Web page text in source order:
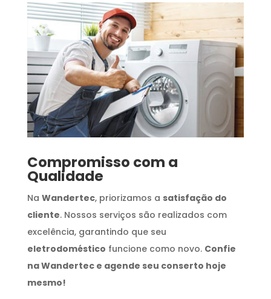
Compromisso com a
Qualidade
Na Wandertec, priorizamos a satisfação do
cliente. Nossos serviços são realizados com
excelência, garantindo que seu
eletrodoméstico funcione como novo. Confie
na Wandertec e agende seu conserto hoje
mesmo!